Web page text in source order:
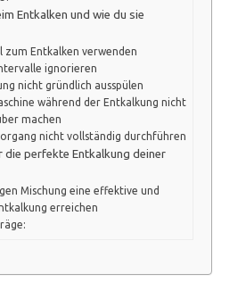
Entkalken und wie du sie
zum Entkalken verwenden
ignorieren
nicht gründlich ausspülen
während der Entkalkung nicht
machen
nicht vollständig durchführen
die perfekte Entkalkung deiner
Mischung eine effektive und
erreichen